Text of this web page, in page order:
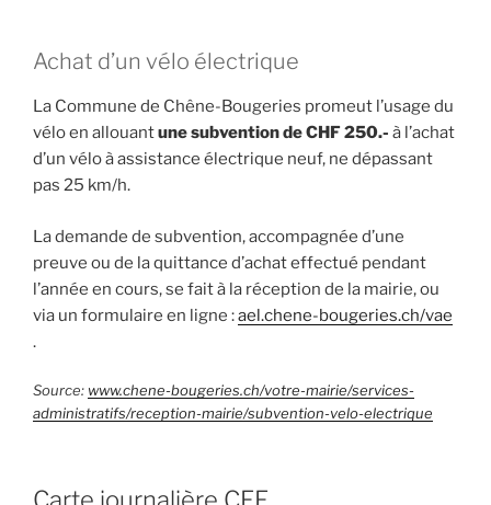
Achat d’un vélo électrique
La Commune de Chêne-Bougeries promeut l’usage du
vélo en allouantune subvention de CHF 250.- à l’achat
d’un vélo à assistance électrique neuf, ne dépassant
pas 25 km/h.
La demande de subvention, accompagnée d’une
preuve ou de la quittance d’achat effectué pendant
l’année en cours, se fait à la réception de la mairie, ou
via un formulaire en ligne :ael.chene-bougeries.ch/vae
.
Source: www.chene-bougeries.ch/votre-mairie/services-
administratifs/reception-mairie/subvention-velo-electrique